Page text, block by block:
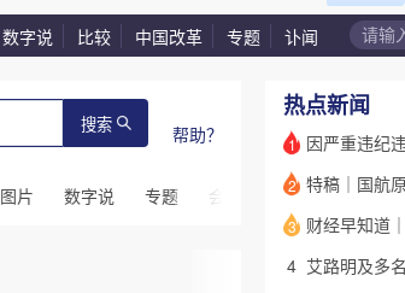
数字说 比较 中国改革 专题 讣闻
搜索 帮助？
图片 数字说 专题 会议 话题 特别呈现
热点新闻
1
2
3
4